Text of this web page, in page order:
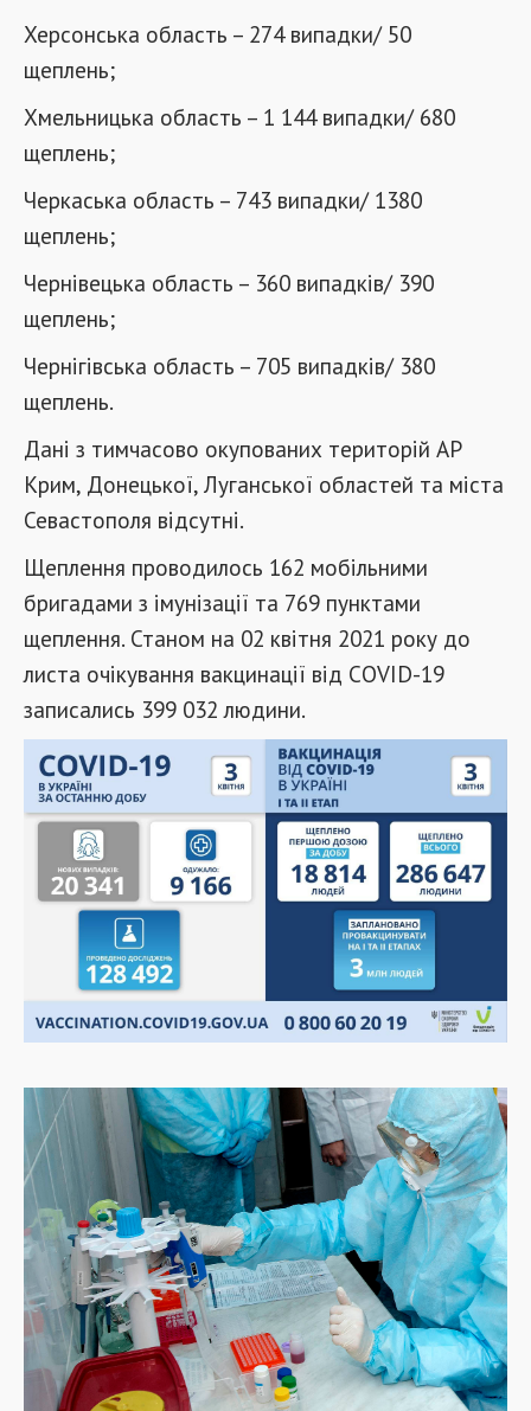
Херсонська область – 274 випадки/ 50
щеплень;
Хмельницька область – 1 144 випадки/ 680
щеплень;
Черкаська область – 743 випадки/ 1380
щеплень;
Чернівецька область – 360 випадків/ 390
щеплень;
Чернігівська область – 705 випадків/ 380
щеплень.
Дані з тимчасово окупованих територій АР
Крим, Донецької, Луганської областей та міста
Севастополя відсутні.
Щеплення проводилось 162 мобільними
бригадами з імунізації та 769 пунктами
щеплення. Станом на 02 квітня 2021 року до
листа очікування вакцинації від COVID-19
записались 399 032 людини.